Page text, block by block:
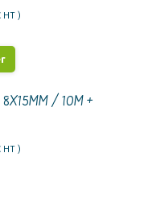
plusieurs
peuvent
HT )
8X15MM / 10M +
HT )